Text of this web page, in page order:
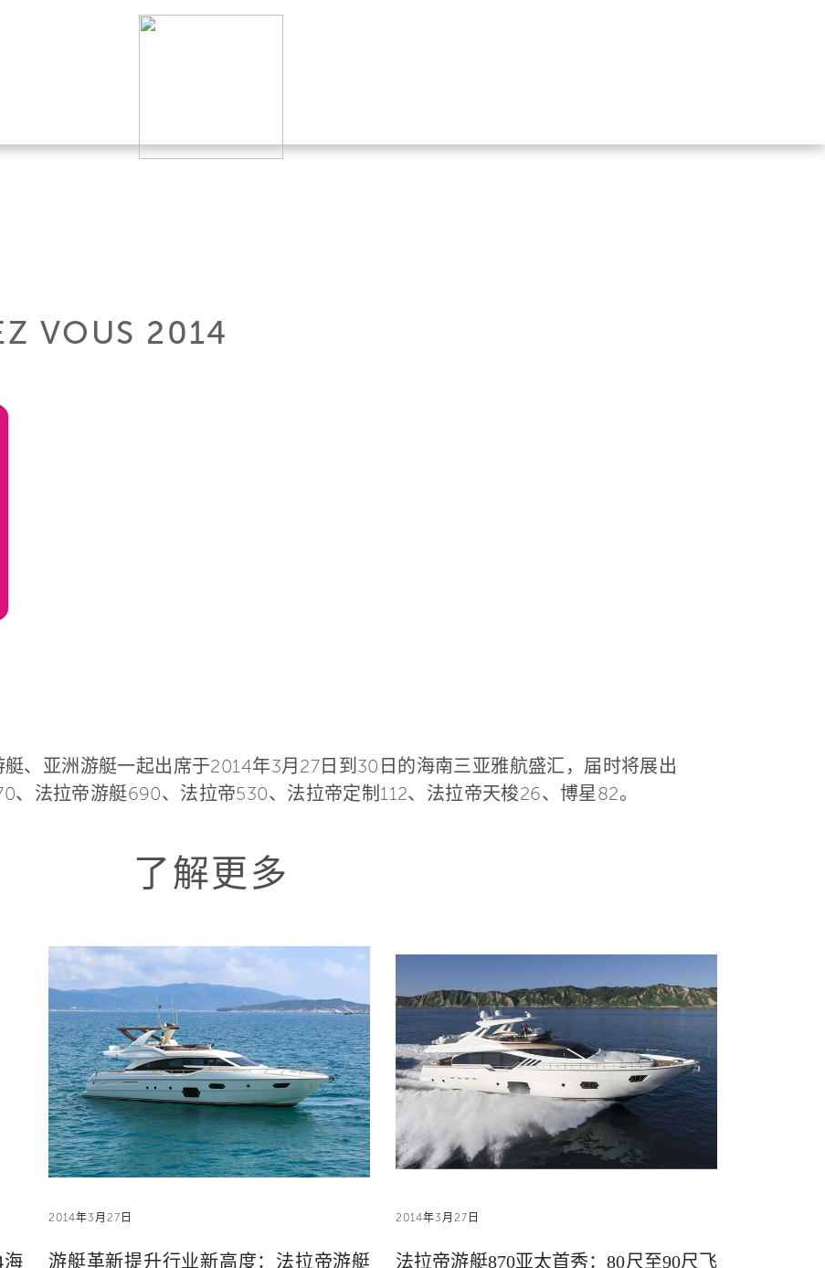
VOUS 2014
、亚洲游艇一起出席于2014年3月27日到30日的海南三亚雅航盛汇，届时将展出
、法拉帝游艇690、法拉帝530、法拉帝定制112、法拉帝天梭26、博星82。
了解更多
海
2014年3月27日
游艇革新提升行业新高度：法拉帝游艇
2014年3月27日
法拉帝游艇870亚太首秀：80尺至90尺飞